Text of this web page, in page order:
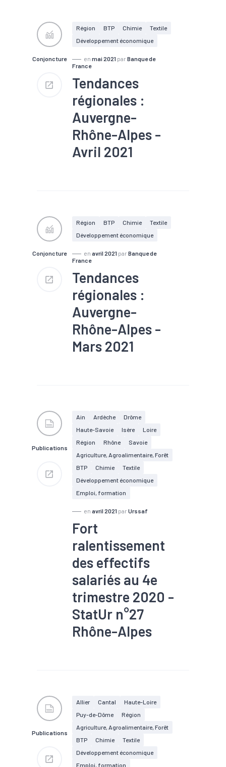
#Electrique
#Electronique
#Gros oeuvre
#Industrie
#Interim
#Logistique
#Pharmacie
#Plasturgie
#Second oeuvre
#Services
#Tendance
économique
#Tourisme
#Travaux publics
Conjoncture
Région BTP Chimie
Textile
Développement économique
en mai 2021 par Banque de
France
Tendances
régionales :
Auvergne-
Rhône-Alpes -
Avril 2021
#Electrique
#Electronique
#Gros oeuvre
#Industrie
#Interim
#Logistique
#Pharmacie
#Plasturgie
#Second oeuvre
#Services
#Tendance
économique
#Tourisme
#Travaux publics
Conjoncture
Région BTP Chimie
Textile
Développement économique
en avril 2021 par Banque de
France
Tendances
régionales :
Auvergne-
Rhône-Alpes -
Mars 2021
#Emploi
#Equipement
#Machines
#Métallurgie
#Pharmacie
#Plasturgie
#Production
#Second
oeuvre
#Services
#Tendance économique
#Travaux publics
Publications
Ain Ardèche
Drôme
Haute-Savoie
Isère
Loire
Région
Rhône
Savoie
Agriculture, Agroalimentaire, Forêt
BTP
Chimie
Textile
Développement économique
Emploi, formation
en avril 2021 par Urssaf
Fort
ralentissement
des effectifs
salariés au 4e
trimestre 2020 -
StatUr n°27
Rhône-Alpes
#Embauche
#Emploi
#Interim
#Métallurgie
#Pharmacie
#Plasturgie
#Services
#Tertiaire
Publications
Allier Cantal
Haute-Loire
Puy-de-Dôme
Région
Agriculture, Agroalimentaire, Forêt
BTP
Chimie
Textile
Développement économique
Emploi, formation